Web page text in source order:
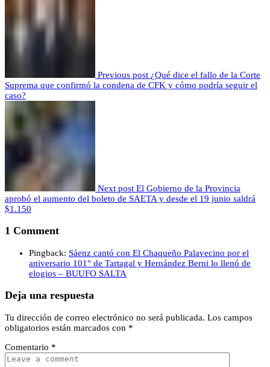
Previous post ¿Qué dice el fallo de la Corte
Suprema que confirmó la condena de CFK y cómo podría seguir el
caso?
Next post El Gobierno de la Provincia
aprobó el aumento del boleto de SAETA y desde el 19 junio saldrá
$1.150
1 Comment
Pingback: Sáenz cantó con El Chaqueño Palavecino por el
aniversario 101° de Tartagal y Hernández Berni lo llenó de
elogios – BUUFO SALTA
Deja una respuesta
Tu dirección de correo electrónico no será publicada. Los campos
obligatorios están marcados con *
Comentario *